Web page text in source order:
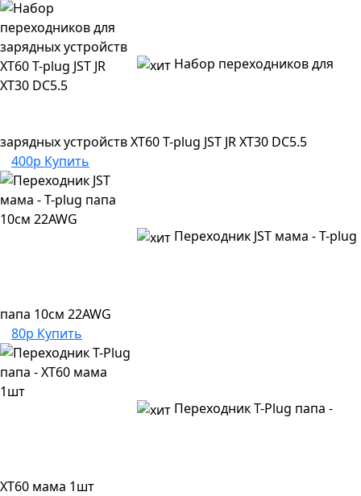
Набор переходников для
зарядных устройств XT60 T-plug JST JR XT30 DC5.5
400р Купить
Переходник JST мама - T-plug
папа 10см 22AWG
80р Купить
Переходник T-Plug папа -
XT60 мама 1шт